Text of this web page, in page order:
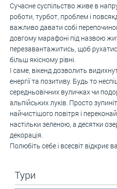
Сучасне суспільство живе в
роботи, турбот, проблем і
важливо давати собі
довгому марафоні під назвою
перезавантажитись, щоб
більш якісному рівні.
І саме, вікенд дозволить
енергії та позитиву. Будь то
середньовічних вуличках чи
альпійських луків. Просто
найчистішого повітря і
настільки зеленою, а десятки
декорація.
Полюбіть себе і всесвіт відкриє
Тури